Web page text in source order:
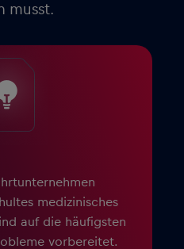
musst.
medizinisches
auf die häufigsten
vorbereitet.